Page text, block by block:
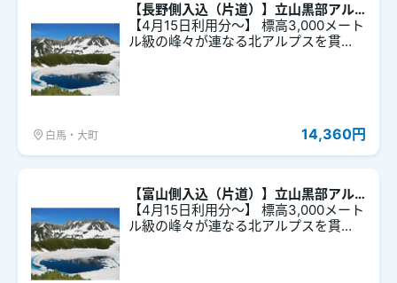
【長野側入込（片道）】立山黒部アル
ペンtabiwaパス
【4月15日利用分～】 標高3,000メート
ル級の峰々が連なる北アルプスを貫
通り抜ける片道タイプのチケットで
す。
白馬・大町 14,360円
【富山側入込（片道）】立山黒部アル
ペンtabiwaパス
【4月15日利用分～】 標高3,000メート
ル級の峰々が連なる北アルプスを貫